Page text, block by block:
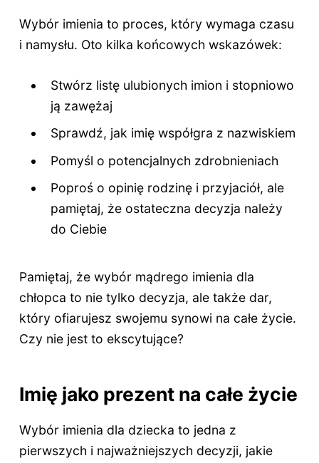
Wybór imienia to proces, który wymaga czasu
i namysłu. Oto kilka końcowych wskazówek:
Stwórz listę ulubionych imion i stopniowo
ją zawężaj
Sprawdź, jak imię współgra z nazwiskiem
Pomyśl o potencjalnych zdrobnieniach
Poproś o opinię rodzinę i przyjaciół, ale
pamiętaj, że ostateczna decyzja należy
do Ciebie
Pamiętaj, że wybór mądrego imienia dla
chłopca to nie tylko decyzja, ale także dar,
który ofiarujesz swojemu synowi na całe życie.
Czy nie jest to ekscytujące?
Imię jako prezent na całe życie
Wybór imienia dla dziecka to jedna z
pierwszych i najważniejszych decyzji, jakie